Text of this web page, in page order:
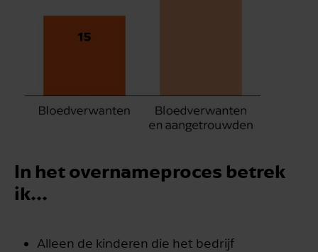
In het overnameproces betrek
ik...
Alleen de kinderen die het bedrijf